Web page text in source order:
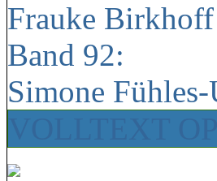
Frauke Birkhoff
Band 92:
Simone